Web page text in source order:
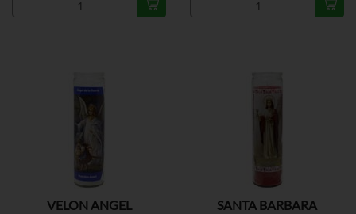
VELON ANGEL
SANTA BARBARA